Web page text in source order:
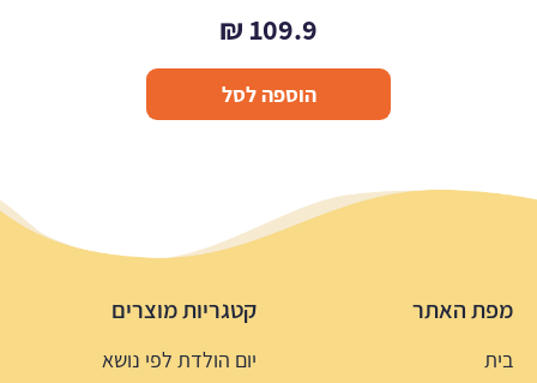
109.9
₪
הוספה לסל
מפת האתר
בית
קטגריות מוצרים
יום הולדת לפי נושא